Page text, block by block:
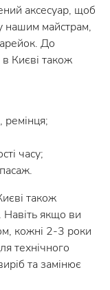
аксесуар, щоб
нашим майстрам,
До
Києві також
ремінця;
часу;
також
Навіть якщо ви
кожні 2-3 роки
технічного
та замінює